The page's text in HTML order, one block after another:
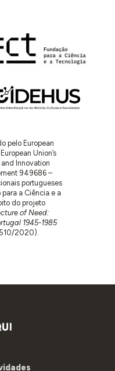
pelo European
Union’s
Innovation
949686 –
portugueses
a Ciência e a
do projeto
of Need:
1945-1985
2020).